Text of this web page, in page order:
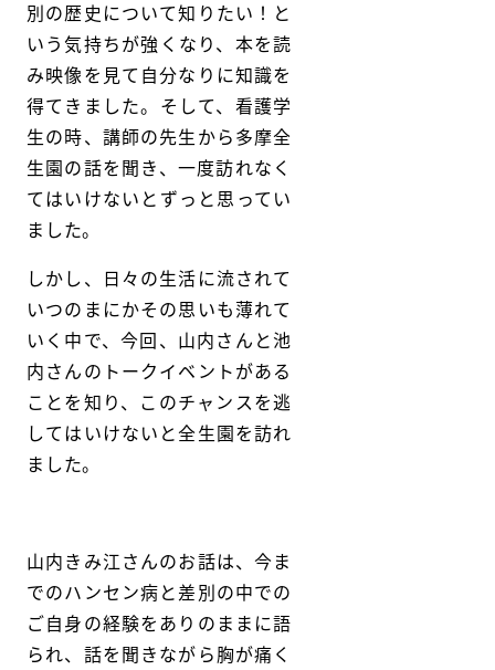
別の歴史について知りたい！と
いう気持ちが強くなり、本を読
み映像を見て自分なりに知識を
得てきました。そして、看護学
生の時、講師の先生から多摩全
生園の話を聞き、一度訪れなく
てはいけないとずっと思ってい
ました。
しかし、日々の生活に流されて
いつのまにかその思いも薄れて
いく中で、今回、山内さんと池
内さんのトークイベントがある
ことを知り、このチャンスを逃
してはいけないと全生園を訪れ
ました。
山内きみ江さんのお話は、今ま
でのハンセン病と差別の中での
ご自身の経験をありのままに語
られ、話を聞きながら胸が痛く